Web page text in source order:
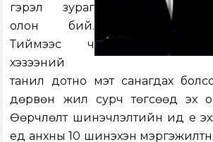
гэрэл зураг
олон бий.
Тиймээс ч
хэзээний
танил дотно мэт санагдах
дөрвөн жил сурч төгсөөд эх
Өөрчлөлт шинэчлэлтийн ид үе
үед анхны 10 шинэхэн